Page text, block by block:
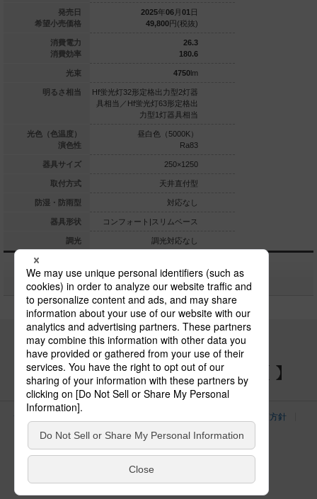
発売日
希望小売価格
消費電力
消費効率
光束
明るさ相当
光色（色温度）
演色性
器具サイズ
取付方式
防湿・防雨型
器具形状
調光
円(税抜)
31.9
143.5
出力型2灯器
白色（4000K）
250×1250
天井直付型
対応なし
|スリムベース
2025年06 月 01 日
49,800円(税抜)
26.3
180.6
4750lm
Hf蛍光灯32形定格出力型2灯器
具相当／Hf蛍光灯63形定格出
力型1灯器具相当
昼白色（5000K）
Ra83
250×1250
天井直付型
対応なし
コンフォート|スリムベース
調光対応なし
関連商品
パナソニックの電気設備 SNSアカウント
サイトのご利用にあたって
個人情報保護方針
パナソニック ホールディングス
Area/Country
電気・建築設備（ビジネス）